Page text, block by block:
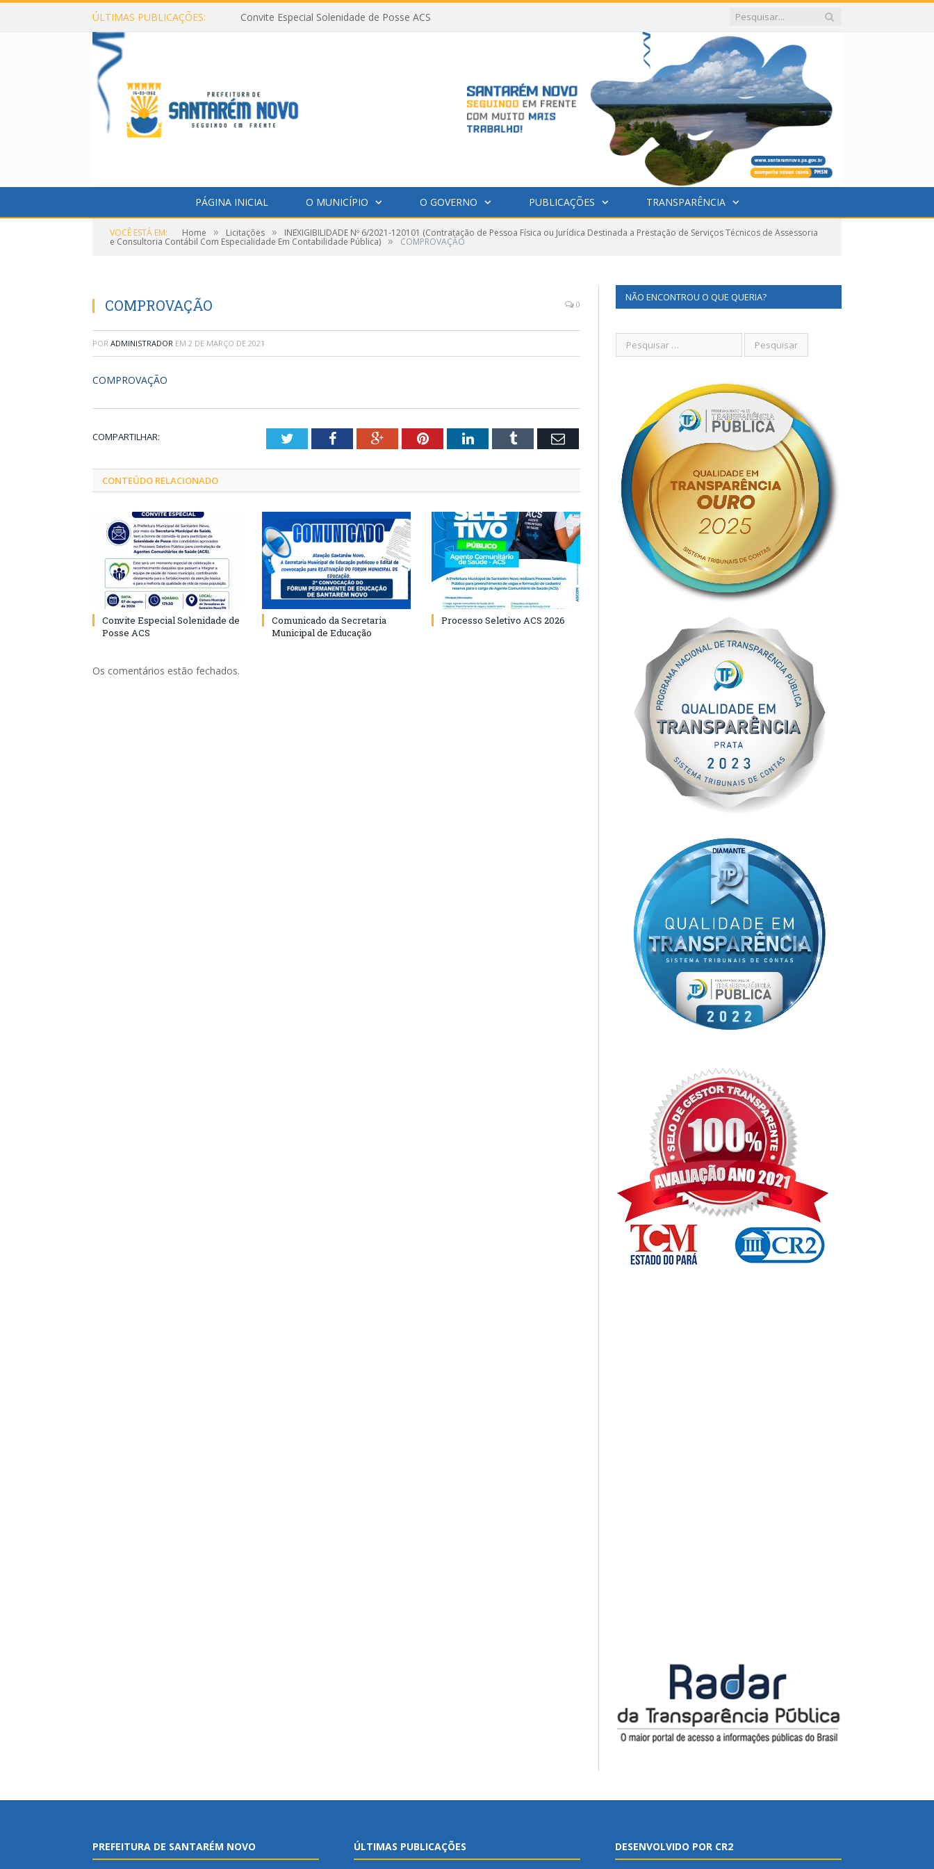
ÚLTIMAS PUBLICAÇÕES: Convite Especial Solenidade de Posse ACS
PÁGINA INICIAL O MUNICÍPIO O GOVERNO PUBLICAÇÕES TRANSPARÊNCIA
VOCÊ ESTÁ EM: Home » Licitações » INEXIGIBILIDADE Nº 6/2021-120101 (Contratação de Pessoa Física ou Jurídica Destinada a Prestação de Serviços Técnicos de Assessoria
e Consultoria Contábil Com Especialidade Em Contabilidade Pública) » COMPROVAÇÃO
COMPROVAÇÃO 0
POR ADMINISTRADOR EM 2 DE MARÇO DE 2021
COMPROVAÇÃO
COMPARTILHAR: TwitterFacebookGoogle+PinterestLinkedInTumblr Email
CONTEÚDO RELACIONADO
Convite Especial Solenidade de
Posse ACS
Comunicado da Secretaria
Municipal de Educação
Processo Seletivo ACS 2026
Os comentários estão fechados.
NÃO ENCONTROU O QUE QUERIA?
PREFEITURA DE SANTARÉM NOVO ÚLTIMAS PUBLICAÇÕES DESENVOLVIDO POR CR2